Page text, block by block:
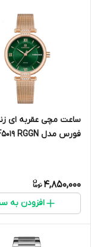
ساعت مچی عقربه ای
فورس مدل NF5019 RGGN
4,850,000
افزودن به